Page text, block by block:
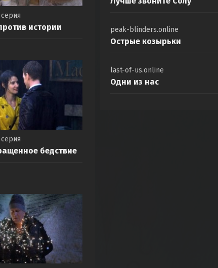
истории
бедствие
peak-blinders.online
Острые козырьки
last-of-us.online
Одни из нас